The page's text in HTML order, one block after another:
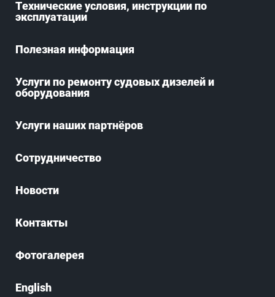
Технические условия, инструкции по
эксплуатации
Полезная информация
Услуги по ремонту судовых дизелей и
оборудования
Услуги наших партнёров
Сотрудничество
Новости
Контакты
Фотогалерея
English